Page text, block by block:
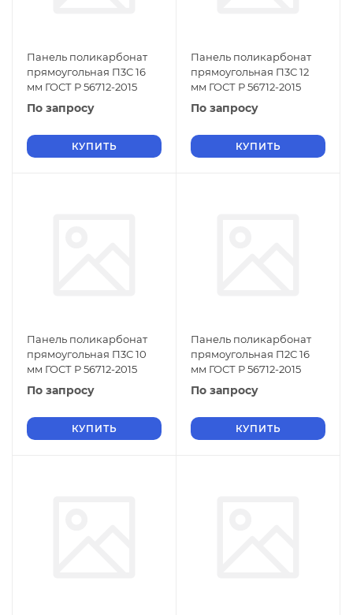
Панель поликарбонат
прямоугольная П3С 16
мм ГОСТ Р 56712-2015
По запросу
КУПИТЬ
Панель поликарбонат
прямоугольная П3С 12
мм ГОСТ Р 56712-2015
По запросу
КУПИТЬ
Панель поликарбонат
прямоугольная П3С 10
мм ГОСТ Р 56712-2015
По запросу
КУПИТЬ
Панель поликарбонат
прямоугольная П2С 16
мм ГОСТ Р 56712-2015
По запросу
КУПИТЬ